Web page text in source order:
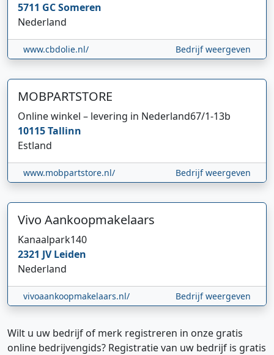
5711 GCSomeren
Nederland
www.cbdolie.nl/ Bedrijf weergeven
MOBPARTSTORE
Online winkel – levering in Nederland67/1-13b
10115Tallinn
Estland
www.mobpartstore.nl/ Bedrijf weergeven
Vivo Aankoopmakelaars
Kanaalpark140
2321 JVLeiden
Nederland
vivoaankoopmakelaars.nl/ Bedrijf weergeven
Wilt u uw bedrijf of merk registreren in onze gratis
online bedrijvengids? Registratie van uw bedrijf is gratis